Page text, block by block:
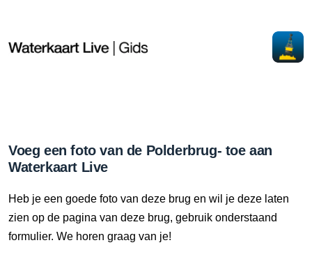
Voeg een foto van de Polderbrug- toe aan
Waterkaart Live
Heb je een goede foto van deze brug en wil je deze laten
zien op de pagina van deze brug, gebruik onderstaand
formulier. We horen graag van je!